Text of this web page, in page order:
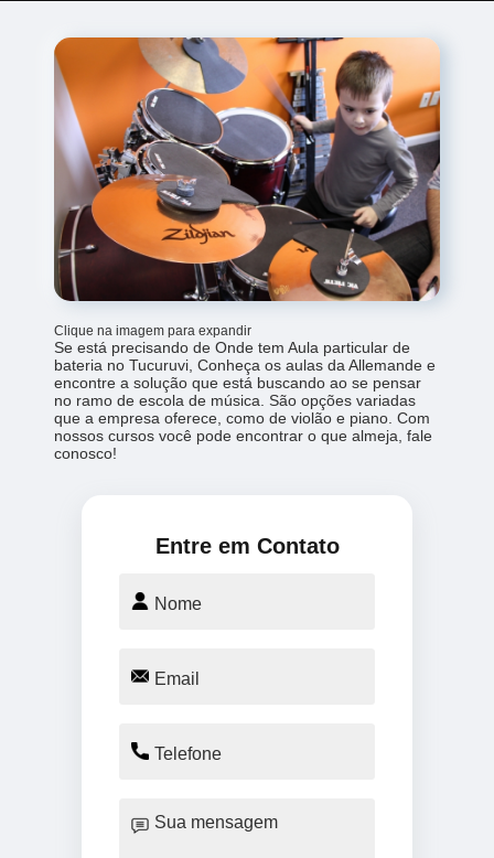
Clique na imagem para expandir
Se está precisando de Onde tem Aula particular de
bateria no Tucuruvi, Conheça os aulas da Allemande e
encontre a solução que está buscando ao se pensar
no ramo de escola de música. São opções variadas
que a empresa oferece, como de violão e piano. Com
nossos cursos você pode encontrar o que almeja, fale
conosco!
Entre em Contato